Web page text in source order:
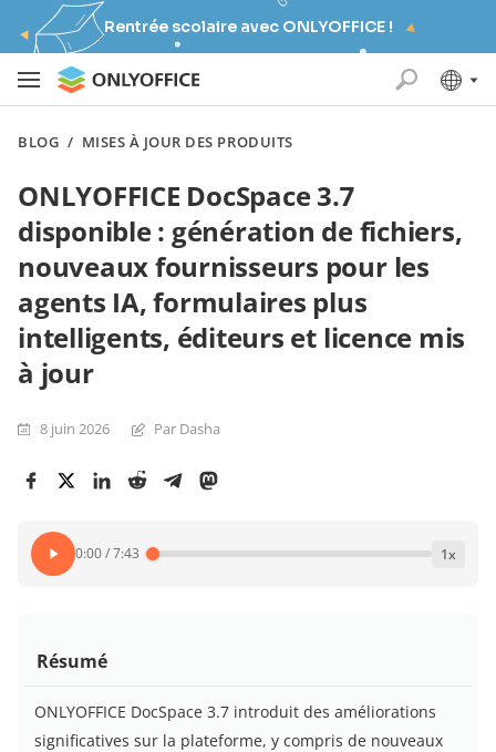
Rentrée scolaire avec ONLYOFFICE !
BLOG / MISES À JOUR DES PRODUITS
ONLYOFFICE DocSpace 3.7
disponible : génération de fichiers,
nouveaux fournisseurs pour les
agents IA, formulaires plus
intelligents, éditeurs et licence mis
à jour
8 juin 2026 Par Dasha
0:00/7:43 1x
Résumé
ONLYOFFICE DocSpace 3.7 introduit des améliorations
significatives sur la plateforme, y compris de nouveaux